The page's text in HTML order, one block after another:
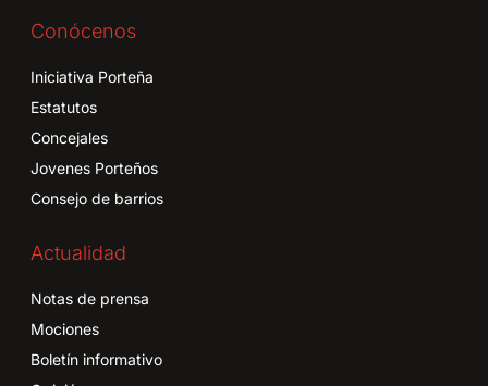
Conócenos
Iniciativa Porteña
Estatutos
Concejales
Jovenes Porteños
Consejo de barrios
Actualidad
Notas de prensa
Mociones
Boletín informativo